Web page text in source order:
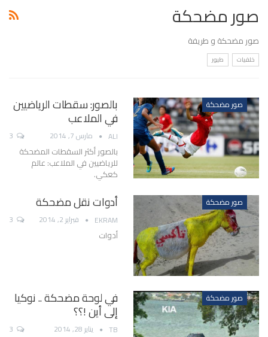
صور مضحكة
صور مضحكة و طريفة
خلفيات طيور
صور مضحكة بالصور: سقطات الرياضيين
في الملاعب
ALI مارس 7, 2014
بالصور أكثر السقطات المضحكة
للرياضيين في الملاعب: عالم
كعكي.
صور مضحكة أدوات نقل مضحكة
EKRAM فبراير 2, 2014
أدوات
صور مضحكة في لوحة مضحكة .. نوكيا
إلى أين !؟؟
TB يناير 28, 2014